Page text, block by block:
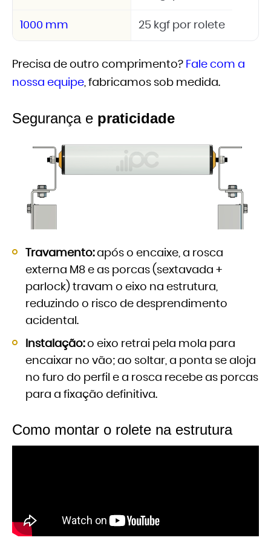
1000 mm 25 kgf por rolete
Precisa de outro comprimento? Fale com a
nossa equipe, fabricamos sob medida.
Segurança e praticidade
Travamento:após o encaixe, a rosca
externa M8 e as porcas (sextavada +
parlock) travam o eixo na estrutura,
reduzindo o risco de desprendimento
acidental.
Instalação:o eixo retrai pela mola para
encaixar no vão; ao soltar, a ponta se aloja
no furo do perfil e a rosca recebe as porcas
para a fixação definitiva.
Como montar o rolete na estrutura